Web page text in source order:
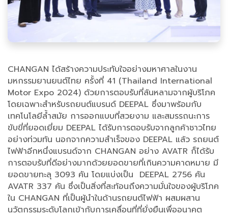
CHANGAN ได้สร้างความประทับใจอย่างมหาศาลในงาน
มหกรรมยานยนต์ไทย ครั้งที่ 41 (Thailand International
Motor Expo 2024) ด้วยการตอบรับที่ล้นหลามจากผู้บริโภค
โดยเฉพาะสำหรับรถยนต์แบรนด์ DEEPAL ซึ่งมาพร้อมกับ
เทคโนโลยีล้ำสมัย การออกแบบที่สวยงาม และสมรรถนะการ
ขับขี่ที่ยอดเยี่ยม DEEPAL ได้รับการตอบรับจากลูกค้าชาวไทย
อย่างท่วมท้น นอกจากความสำเร็จของ DEEPAL แล้ว รถยนต์
ไฟฟ้าอีกหนึ่งแบรนด์จาก CHANGAN อย่าง AVATR ก็ได้รับ
การตอบรับที่ดีอย่างมากด้วยยอดขายที่เกินความคาดหมาย มี
ยอดขายทะลุ 3093 คัน โดยแบ่งเป็น DEEPAL 2756 คัน
AVATR 337 คัน ซึ่งเป็นสิ่งที่สะท้อนถึงความมั่นใจของผู้บริโภค
ใน CHANGAN ที่เป็นผู้นำในด้านรถยนต์ไฟฟ้า ผสมผสาน
นวัตกรรมระดับโลกเข้ากับการเคลื่อนที่ที่ยั่งยืนเพื่ออนาคต